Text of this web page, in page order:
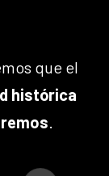
que el
histórica
.